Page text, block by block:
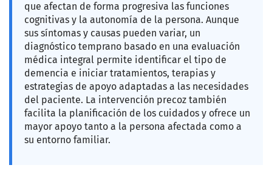
que afectan de forma progresiva las funciones
cognitivas y la autonomía de la persona. Aunque
sus síntomas y causas pueden variar, un
diagnóstico temprano basado en una evaluación
médica integral permite identificar el tipo de
demencia e iniciar tratamientos, terapias y
estrategias de apoyo adaptadas a las necesidades
del paciente. La intervención precoz también
facilita la planificación de los cuidados y ofrece un
mayor apoyo tanto a la persona afectada como a
su entorno familiar.